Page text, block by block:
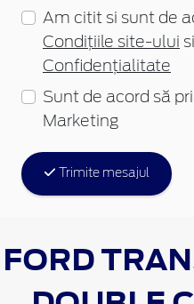
Am citit si sunt de
Condițiile site-ului
Confidențialitate
Sunt de acord să
Marketing
Trimite mesajul
FORD